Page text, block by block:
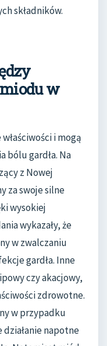
składników.
w
i mogą
bólu gardła. Na
z Nowej
za swoje silne
wysokiej
wykazały, że
w zwalczaniu
gardła. Inne
czy akacjowy,
zdrowotne.
w przypadku
działanie napotne